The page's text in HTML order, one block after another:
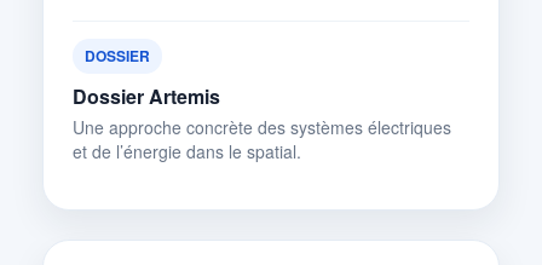
DOSSIER
Dossier Artemis
Une approche concrète des systèmes électriques
et de l’énergie dans le spatial.